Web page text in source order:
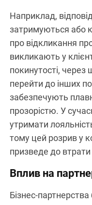
Наприклад,
затримуються або
про відкликання
викликають у
покинутості,
перейти до інших
забезпечують
прозорістю. У
утримати
тому цей розрив у
призведе до втрати
Вплив на
Бізнес-